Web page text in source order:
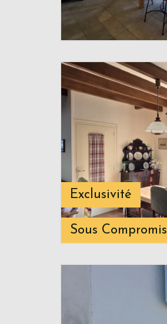
Sous Compromis
Exclusivité